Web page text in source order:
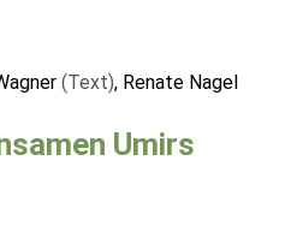
(Text), Renate Nagel
Umirs